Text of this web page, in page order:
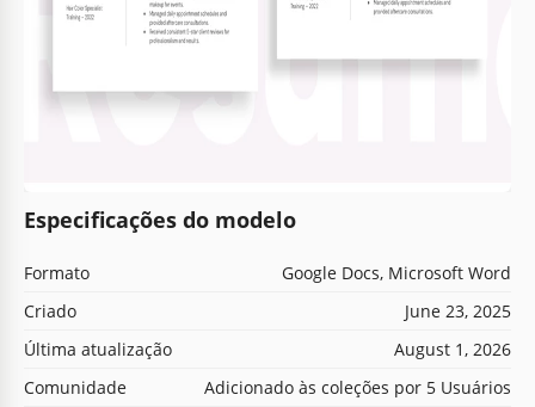
Especificações do modelo
Formato
Google Docs, Microsoft Word
Criado
June 23, 2025
Última atualização
August 1, 2026
Comunidade
Adicionado às coleções por 5 Usuários